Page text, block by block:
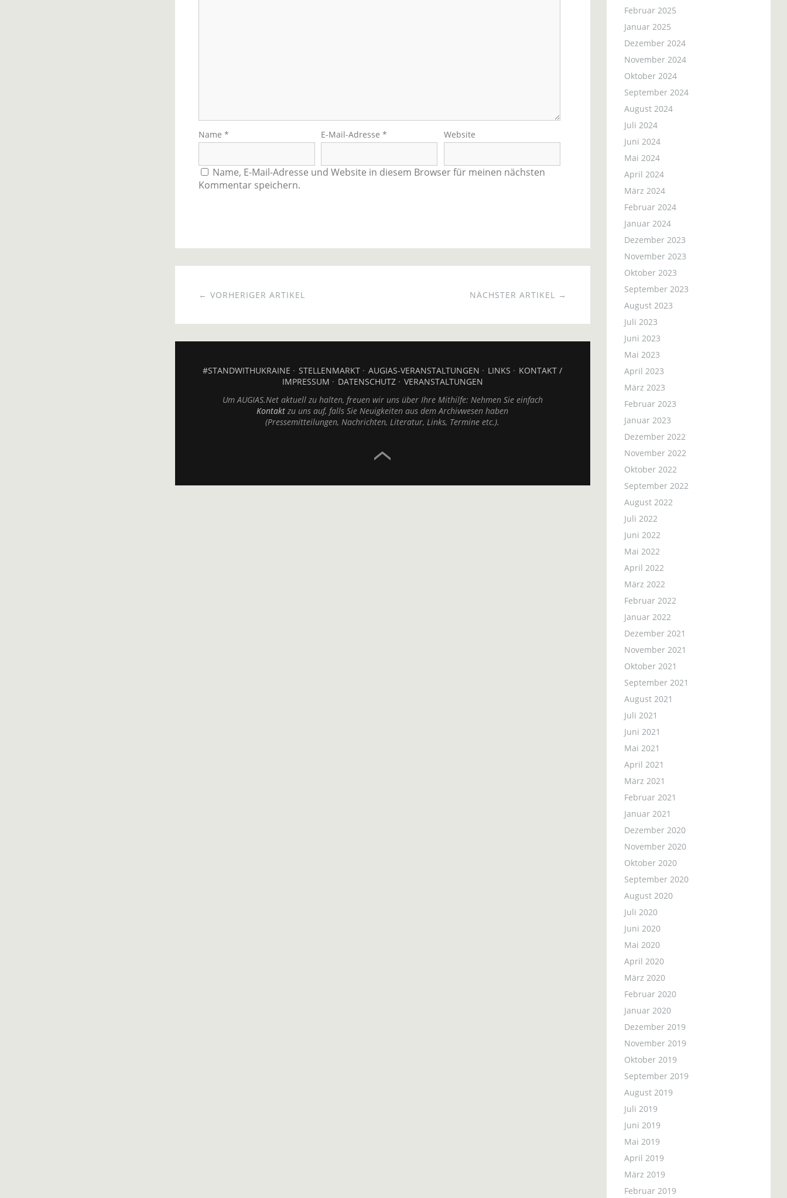
Name * E-Mail-Adresse* Website
Name, E-Mail-Adresse und Website in diesem Browser für meinen nächsten
Kommentar speichern.
NÄCHSTER ARTIKEL →
← VORHERIGER ARTIKEL
#STANDWITHUKRAINE STELLENMARKT AUGIAS-VERANSTALTUNGEN LINKS
KONTAKT /
IMPRESSUM
DATENSCHUTZ
VERANSTALTUNGEN
Um AUGIAS.Net aktuell zu halten, freuen wir uns über Ihre Mithilfe: Nehmen Sie einfach
Kontakt zu uns auf, falls Sie Neuigkeiten aus dem Archivwesen haben
(Pressemitteilungen, Nachrichten, Literatur, Links, Termine etc.).
Februar 2025
Januar 2025
Dezember 2024
November 2024
Oktober 2024
September 2024
August 2024
Juli 2024
Juni 2024
Mai 2024
April 2024
März 2024
Februar 2024
Januar 2024
Dezember 2023
November 2023
Oktober 2023
September 2023
August 2023
Juli 2023
Juni 2023
Mai 2023
April 2023
März 2023
Februar 2023
Januar 2023
Dezember 2022
November 2022
Oktober 2022
September 2022
August 2022
Juli 2022
Juni 2022
Mai 2022
April 2022
März 2022
Februar 2022
Januar 2022
Dezember 2021
November 2021
Oktober 2021
September 2021
August 2021
Juli 2021
Juni 2021
Mai 2021
April 2021
März 2021
Februar 2021
Januar 2021
Dezember 2020
November 2020
Oktober 2020
September 2020
August 2020
Juli 2020
Juni 2020
Mai 2020
April 2020
März 2020
Februar 2020
Januar 2020
Dezember 2019
November 2019
Oktober 2019
September 2019
August 2019
Juli 2019
Juni 2019
Mai 2019
April 2019
März 2019
Februar 2019